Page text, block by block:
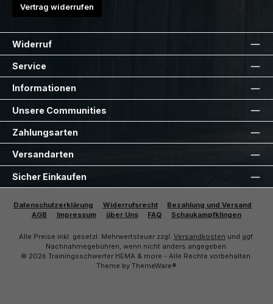
Vertrag widerrufen
Widerruf
Service
Informationen
Unsere Communities
Zahlungsarten
Versandarten
Sicher Einkaufen
Datenschutzerklärung Widerrufsrecht
Bezahlung und Versand
AGB
Impressum über Uns FAQ Schaukampfklingen
Alle Preise inkl. gesetzl. Mehrwertsteuer zzgl. Versandkosten und ggf.
Nachnahmegebühren, wenn nicht anders angegeben.
© 2026 Trainingsschwerter HEMA & more - Alle Rechte vorbehalten.
Theme by ThemeWare®